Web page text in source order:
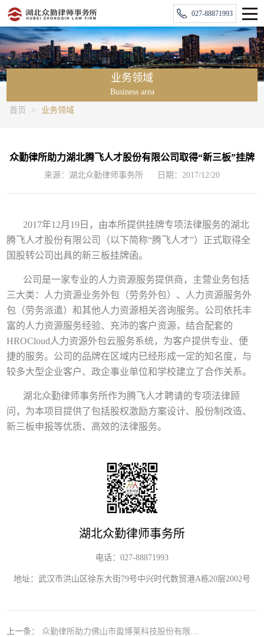
027-88871993
业务领域
Business area
首页 > 业务领域
众勤律所助力湖北腾飞人才股份有限公司取得“新三板”挂牌
来源：湖北众勤律师事务所 日期：2017/12/20
2017年12月19日，由本所提供挂牌专项法律服务的湖北
腾飞人才股份有限公司（以下简称“腾飞人才”）正式取得全
国股转公司出具的新三板挂牌函。
公司是一家专业的人力资源服务提供商，主营业务包括
三大类：人力资源业务外包（劳务外包）、人力资源服务外
包（劳务派遣）和其他人力资源相关咨询服务。公司依托丰
富的人力资源服务经验、充沛的客户资源，结合配套的
HROCloud人力资源外包云服务系统，为客户提供专业、便
捷的服务。公司的品牌在区域内已经形成一定的知名度，与
较多大型企业客户、政企事业单位和学校建立了合作关系。
湖北众勤律师事务所作为腾飞人才聘请的专项法律顾
问，为本项目提供了包括股权激励方案设计、股份制改造、
新三板申报等优质、高效的法律服务。
湖北众勤律师事务所
电话：027-88871993
地址：武汉市洪山区徐东大街79号中兴时代数贸港A栋20层2002号
上一条： 众勤律所助力佛山市盈博莱科技股份有限公司成功发行股票